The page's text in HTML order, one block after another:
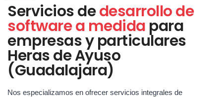
Servicios dedesarrollo de
software a medida para
empresas y particulares
Heras de Ayuso
(Guadalajara)
Nos especializamos en ofrecer servicios integrales de